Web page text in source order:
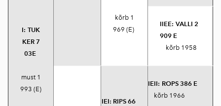
I: TUK
KER 7
03E
must 1
993 (E)
kõrb 1
969 (E)
IIEE: VALLI 2
909 E
kõrb 1958
IEI: RIPS 66
IEII: ROPS 386 E
kõrb 1966